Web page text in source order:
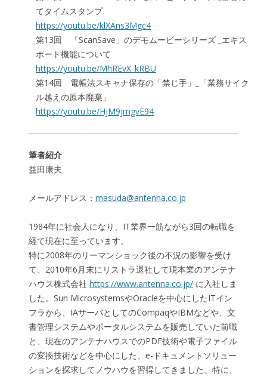
てタイムスタンプ
https://youtu.be/klXAns3Mgc4
第13回 「ScanSave」のデモムービーシリーズ _エキス
ポート機能について
https://youtu.be/MhREvX_kRBU
第14回 電帳法スキャナ保存の「禁じ手」_「業務サイク
ル越えの原本廃棄」
https://youtu.be/HjM9jmgvE94
筆者紹介
益田康夫
メールアドレス： masuda@antenna.co.jp
1984年に社会人になり、IT業界一筋ながら3回の転職を
経て現在に至っています。
特に2008年のリーマンショック後の不況の影響を受け
て、2010年6月末にリストラ退社して現本業のアンテナ
ハウス株式会社 https://www.antenna.co.jp/ に入社しま
した。Sun MicrosystemsやOracleを中心にしたITイン
フラから、IAサーバとしてのCompaqやIBMなどや、文
書管理システムやポータルシステムを販売していた前職
と、現在のアンテナハウスでのPDF技術や電子ファイル
の変換技術などを中心にした、e-ドキュメントソリュー
ションを探求してノウハウを習得してきました。特に、